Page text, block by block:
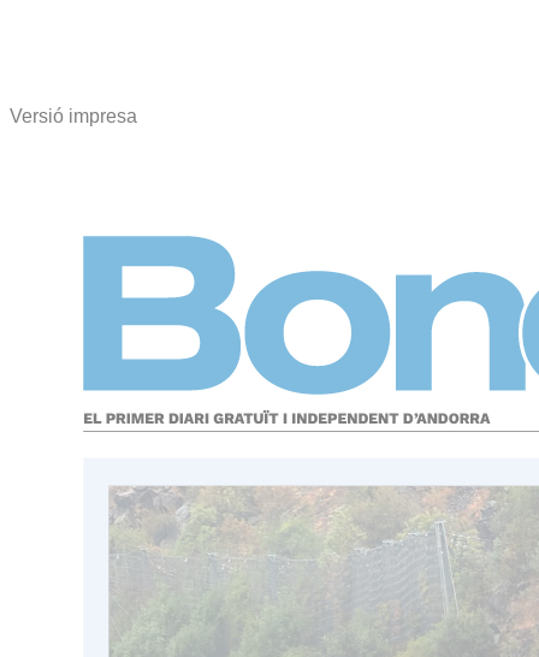
Versió impresa